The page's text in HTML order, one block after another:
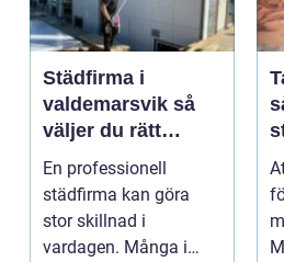
Städfirma i
valdemarsvik så
väljer du rätt
partner för hem
och företag
En professionell
städfirma kan göra
stor skillnad i
vardagen. Många i